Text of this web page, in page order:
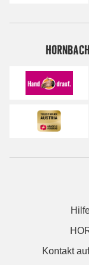
Kontakt